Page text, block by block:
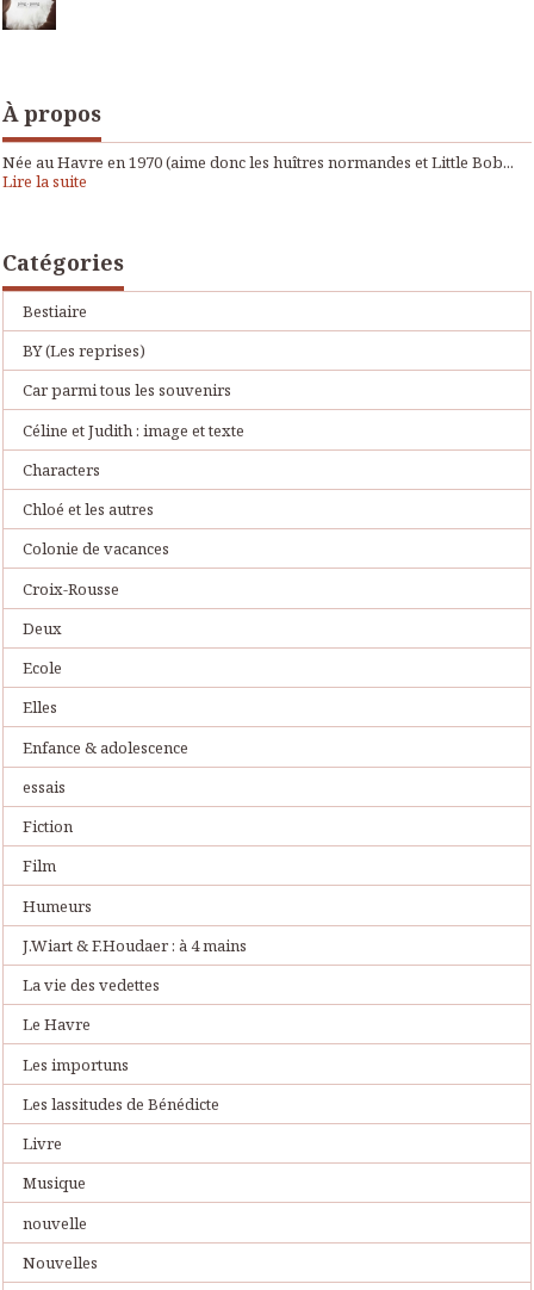
À propos
Née au Havre en 1970 (aime donc les huîtres normandes et Little Bob...
Lire la suite
Catégories
Bestiaire
BY (Les reprises)
Car parmi tous les souvenirs
Céline et Judith : image et texte
Characters
Chloé et les autres
Colonie de vacances
Croix-Rousse
Deux
Ecole
Elles
Enfance & adolescence
essais
Fiction
Film
Humeurs
J.Wiart & F.Houdaer : à 4 mains
La vie des vedettes
Le Havre
Les importuns
Les lassitudes de Bénédicte
Livre
Musique
nouvelle
Nouvelles